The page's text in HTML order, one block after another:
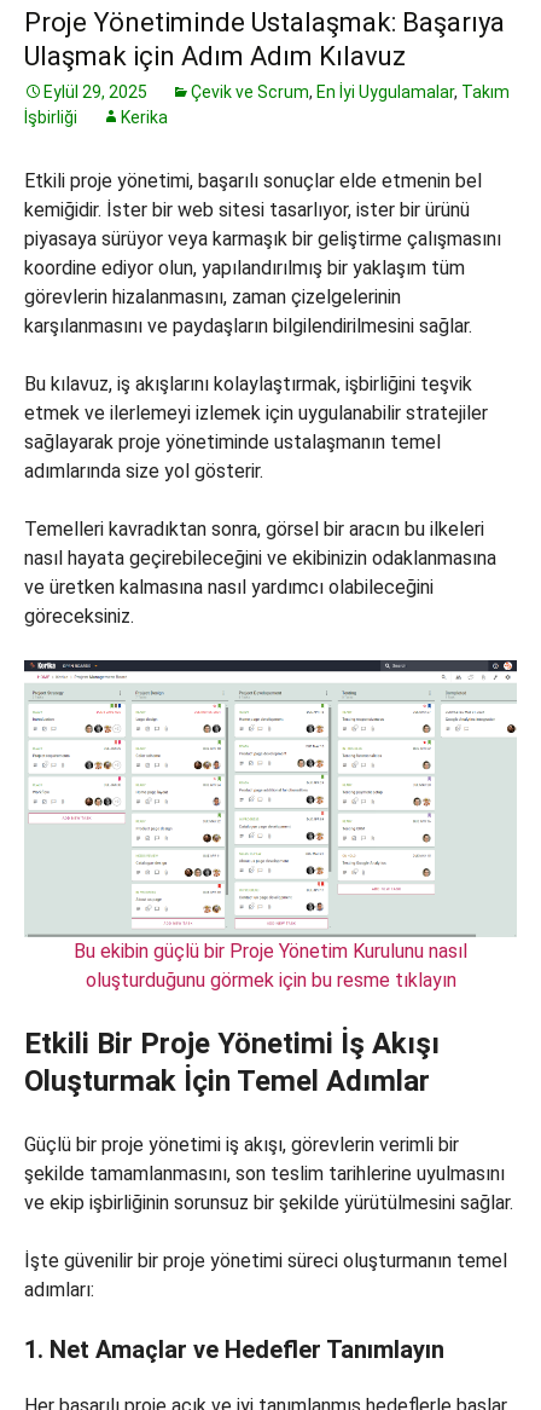
Proje Yönetiminde Ustalaşmak: Başarıya
Ulaşmak için Adım Adım Kılavuz
Eylül 29, 2025 Çevik ve Scrum, En İyi Uygulamalar, Takım
İşbirliği
Kerika
Etkili proje yönetimi, başarılı sonuçlar elde etmenin bel
kemiğidir. İster bir web sitesi tasarlıyor, ister bir ürünü
piyasaya sürüyor veya karmaşık bir geliştirme çalışmasını
koordine ediyor olun, yapılandırılmış bir yaklaşım tüm
görevlerin hizalanmasını, zaman çizelgelerinin
karşılanmasını ve paydaşların bilgilendirilmesini sağlar.
Bu kılavuz, iş akışlarını kolaylaştırmak, işbirliğini teşvik
etmek ve ilerlemeyi izlemek için uygulanabilir stratejiler
sağlayarak proje yönetiminde ustalaşmanın temel
adımlarında size yol gösterir.
Temelleri kavradıktan sonra, görsel bir aracın bu ilkeleri
nasıl hayata geçirebileceğini ve ekibinizin odaklanmasına
ve üretken kalmasına nasıl yardımcı olabileceğini
göreceksiniz.
Bu ekibin güçlü bir Proje Yönetim Kurulunu nasıl
oluşturduğunu görmek için bu resme tıklayın
Etkili Bir Proje Yönetimi İş Akışı
Oluşturmak İçin Temel Adımlar
Güçlü bir proje yönetimi iş akışı, görevlerin verimli bir
şekilde tamamlanmasını, son teslim tarihlerine uyulmasını
ve ekip işbirliğinin sorunsuz bir şekilde yürütülmesini sağlar.
İşte güvenilir bir proje yönetimi süreci oluşturmanın temel
adımları:
1. Net Amaçlar ve Hedefler Tanımlayın